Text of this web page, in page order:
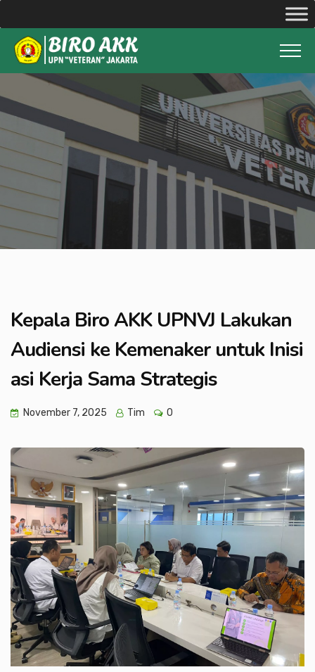
Kepala Biro AKK UPNVJ Lakukan
Audiensi ke Kemenaker untuk Inisi
asi Kerja Sama Strategis
November 7, 2025 Tim 0